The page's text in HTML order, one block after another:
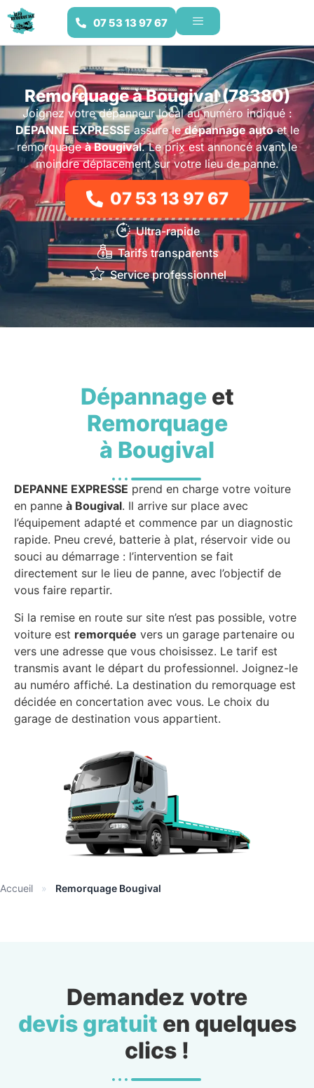
07 53 13 97 67
Remorquage à Bougival (78380)
Joignez votre dépanneur local au numéro indiqué :
DEPANNE EXPRESSEassure ledépannage autoet le
remorquageà Bougival. Le prix est annoncé avant le
moindre déplacement sur votre lieu de panne.
07 53 13 97 67
Ultra-rapide
Tarifs transparents
Service professionnel
Dépannageet
Remorquage
à Bougival
DEPANNE EXPRESSE prend en charge votre voiture
en panne à Bougival. Il arrive sur place avec
l’équipement adapté et commence par un diagnostic
rapide. Pneu crevé, batterie à plat, réservoir vide ou
souci au démarrage : l’intervention se fait
directement sur le lieu de panne, avec l’objectif de
vous faire repartir.
Si la remise en route sur site n’est pas possible, votre
voiture est remorquée vers un garage partenaire ou
vers une adresse que vous choisissez. Le tarif est
transmis avant le départ du professionnel. Joignez-le
au numéro affiché. La destination du remorquage est
décidée en concertation avec vous. Le choix du
garage de destination vous appartient.
Accueil » Remorquage Bougival
Demandez votre
devis gratuit en quelques
clics !